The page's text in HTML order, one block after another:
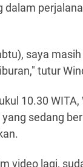
dalam
saya
tutur
10.30 WITA,
sedang
video lagi,